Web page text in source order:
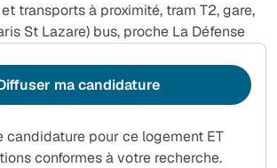
transports à proximité, tram T2, gare,
St Lazare) bus, proche La Défense
candidature pour ce logement ET
conformes à votre recherche.
ma candidature